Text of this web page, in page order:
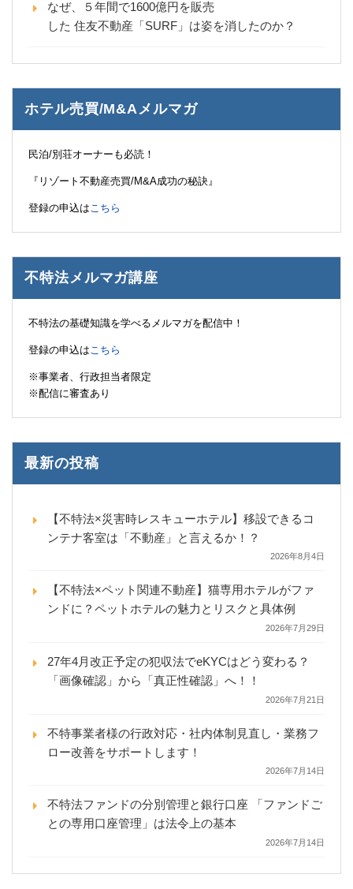
なぜ、５年間で1600億円を販売
した 住友不動産「SURF」は姿を消したのか？
ホテル売買/M&Aメルマガ
民泊/別荘オーナーも必読！
『リゾート不動産売買/M&A成功の秘訣』
登録の申込は こちら
不特法メルマガ講座
不特法の基礎知識を学べるメルマガを配信中！
登録の申込は こちら
※事業者、行政担当者限定
※配信に審査あり
最新の投稿
【不特法×災害時レスキューホテル】移設できるコ
ンテナ客室は「不動産」と言えるか！？
2026年8月4日
【不特法×ペット関連不動産】猫専用ホテルがファ
ンドに？ペットホテルの魅力とリスクと具体例
2026年7月29日
27年4月改正予定の犯収法でeKYCはどう変わる？
「画像確認」から「真正性確認」へ！！
2026年7月21日
不特事業者様の行政対応・社内体制見直し・業務フ
ロー改善をサポートします！
2026年7月14日
不特法ファンドの分別管理と銀行口座 「ファンドご
との専用口座管理」は法令上の基本
2026年7月14日